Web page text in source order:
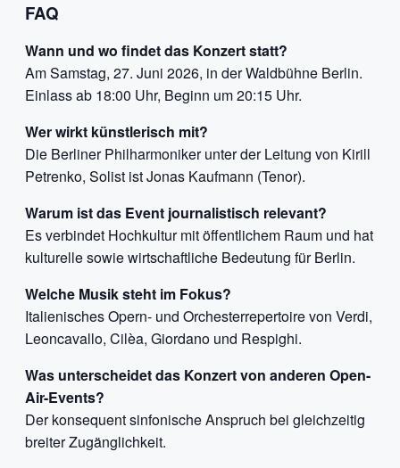
FAQ
Wann und wo findet das Konzert statt?
Am Samstag, 27. Juni 2026, in der Waldbühne Berlin.
Einlass ab 18:00 Uhr, Beginn um 20:15 Uhr.
Wer wirkt künstlerisch mit?
Die Berliner Philharmoniker unter der Leitung von Kirill
Petrenko, Solist ist Jonas Kaufmann (Tenor).
Warum ist das Event journalistisch relevant?
Es verbindet Hochkultur mit öffentlichem Raum und hat
kulturelle sowie wirtschaftliche Bedeutung für Berlin.
Welche Musik steht im Fokus?
Italienisches Opern- und Orchesterrepertoire von Verdi,
Leoncavallo, Cilèa, Giordano und Respighi.
Was unterscheidet das Konzert von anderen Open-
Air-Events?
Der konsequent sinfonische Anspruch bei gleichzeitig
breiter Zugänglichkeit.